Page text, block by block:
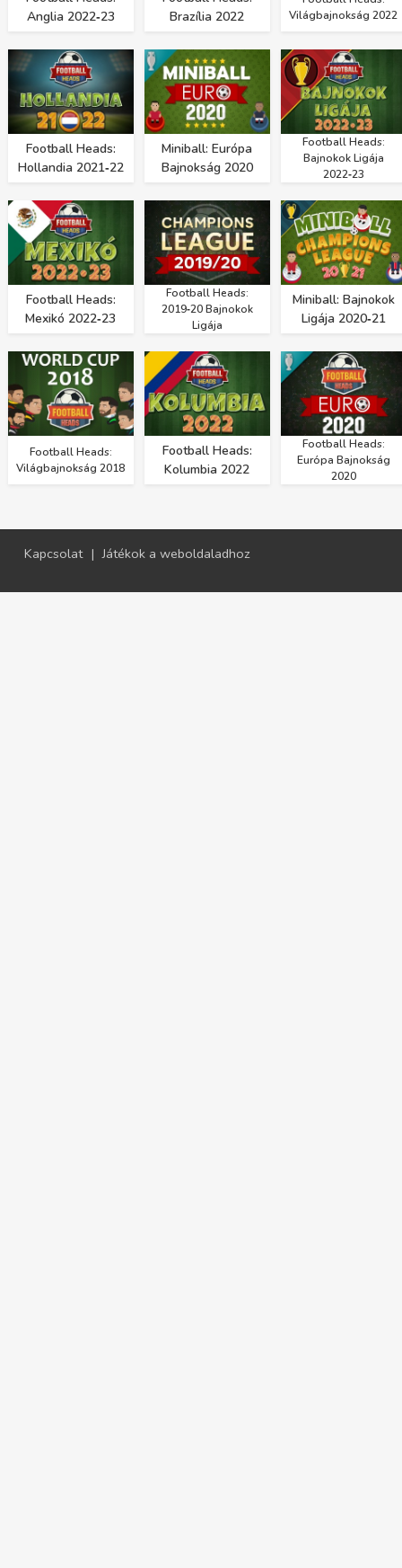
Anglia 2022‑23
Brazília 2022
Világbajnokság 2022
Football Heads:
Hollandia 2021‑22
Miniball: Európa
Bajnokság 2020
Football Heads:
Bajnokok Ligája
2022‑23
Football Heads:
Mexikó 2022‑23
Football Heads:
2019‑20 Bajnokok
Ligája
Miniball: Bajnokok
Ligája 2020‑21
Football Heads:
Világbajnokság 2018
Football Heads:
Kolumbia 2022
Football Heads:
Európa Bajnokság
2020
Kapcsolat | Játékok a weboldaladhoz